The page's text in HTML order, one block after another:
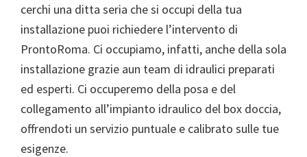
cerchi una ditta seria che si occupi della tua
installazione puoi richiedere l’intervento di
ProntoRoma. Ci occupiamo, infatti, anche della sola
installazione grazie aun team di idraulici preparati
ed esperti. Ci occuperemo della posa e del
collegamento all’impianto idraulico del box doccia,
offrendoti un servizio puntuale e calibrato sulle tue
esigenze.